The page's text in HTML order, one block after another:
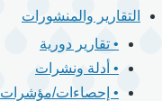
التقارير والمنشورات
• تقارير دورية
• أدلة ونشرات
• إحصاءات/مؤشرات